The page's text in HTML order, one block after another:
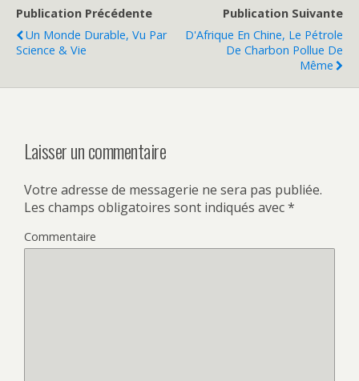
Publication Précédente
Un Monde Durable, Vu Par
Science & Vie
Publication Suivante
D'Afrique En Chine, Le Pétrole
De Charbon Pollue De
Même
Laisser un commentaire
Votre adresse de messagerie ne sera pas publiée.
Les champs obligatoires sont indiqués avec*
Commentaire